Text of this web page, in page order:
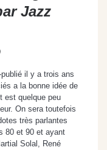
Jazz
il y a trois ans
a la bonne idée de
est quelque peu
On sera toutefois
très parlantes
80 et 90 et ayant
Solal, René